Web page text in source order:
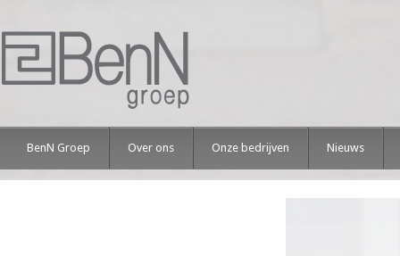
BenN Groep Over ons Onze bedrijven Nieuws